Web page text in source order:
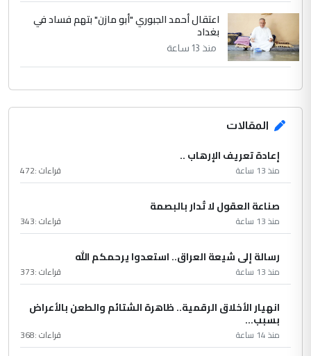
اعتقال أحمد الجبوري "أبو مازن" بتهم فساد في
بغداد
منذ 13 ساعة
المقالات
إعادة تعريف الإرهاب ..
منذ 13 ساعة قراءات :472
صناعة العقول لا تُدار بالبصمة
منذ 13 ساعة قراءات :343
رسالة إلى شيعة العراق.. استعدوا يرحمكم الله
منذ 13 ساعة قراءات :373
انهيار الأخلاق الرقمية.. ظاهرة الشتائم والطعن بالأعراض
بسبب...
منذ 14 ساعة قراءات :368